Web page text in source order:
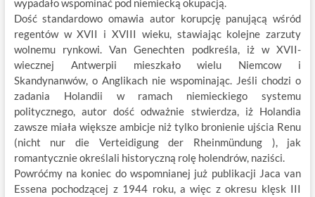
wypadało wspominać pod niemiecką okupacją.
Dość standardowo omawia autor korupcję panującą wśród
regentów w XVII i XVIII wieku, stawiając kolejne zarzuty
wolnemu rynkowi. Van Genechten podkreśla, iż w XVII-
wiecznej Antwerpii mieszkało wielu Niemcow i
Skandynanwów, o Anglikach nie wspominając. Jeśli chodzi o
zadania Holandii w ramach niemieckiego systemu
politycznego, autor dość odważnie stwierdza, iż Holandia
zawsze miała większe ambicje niż tylko bronienie ujścia Renu
(nicht nur die Verteidigung der Rheinmündung ), jak
romantycznie określali historyczną rolę holendrów, naziści.
Powróćmy na koniec do wspomnianej już publikacji Jaca van
Essena pochodzącej z 1944 roku, a więc z okresu klęsk III